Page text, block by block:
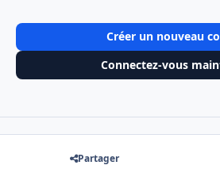
Créer un nouveau
Connectez-vous
Partager